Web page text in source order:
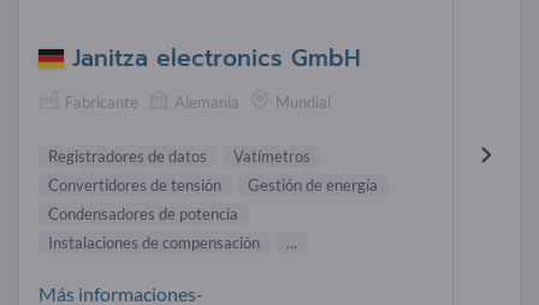
Janitza electronics GmbH
Fabricante Alemania Mundial
Registradores de datos
Vatímetros
Convertidores de tensión
Gestión de energía
Condensadores de potencia
Instalaciones de compensación
...
Más informaciones-